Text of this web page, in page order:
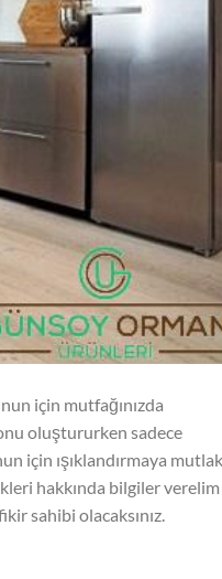
için mutfağınızda
oluştururken sadece
için ışıklandırmaya
hakkında bilgiler verelim
sahibi olacaksınız.